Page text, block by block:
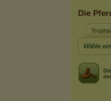
Die
Wähle